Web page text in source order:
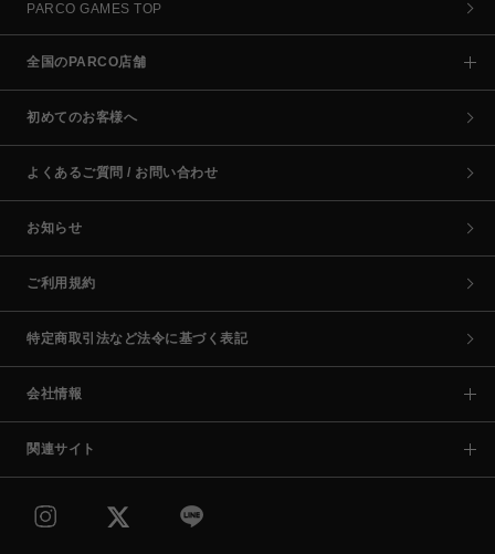
PARCO GAMES TOP
全国のPARCO店舗
初めてのお客様へ
よくあるご質問 / お問い合わせ
お知らせ
ご利用規約
特定商取引法など法令に基づく表記
会社情報
関連サイト